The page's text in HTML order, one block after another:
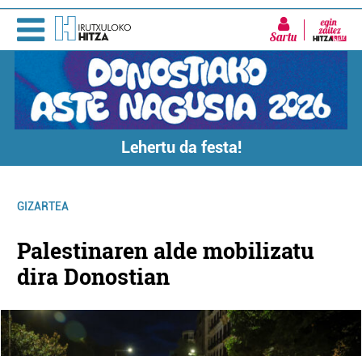
Sartu
Lehertu da festa!
GIZARTEA
Palestinaren alde mobilizatu
dira Donostian